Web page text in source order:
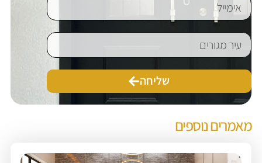
מאמרים נוספים
שליחה